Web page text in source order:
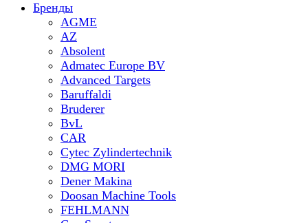
Бренды
AGME
AZ
Absolent
Admatec Europe BV
Advanced Targets
Baruffaldi
Bruderer
BvL
CAR
Cytec Zylindertechnik
DMG MORI
Dener Makina
Doosan Machine Tools
FEHLMANN